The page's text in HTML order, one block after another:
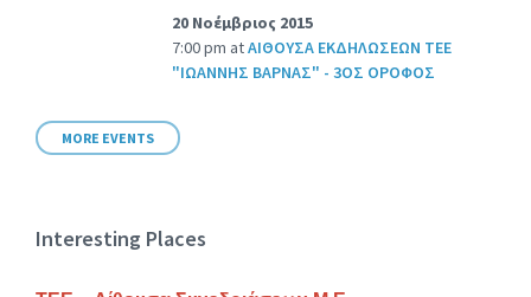
20 Νοέμβριος 2015
7:00 pm atΑΙΘΟΥΣΑ ΕΚΔΗΛΩΣΕΩΝ ΤΕΕ
"ΙΩΑΝΝΗΣ ΒΑΡΝΑΣ" - 3ΟΣ ΟΡΟΦΟΣ
MORE EVENTS
Interesting Places